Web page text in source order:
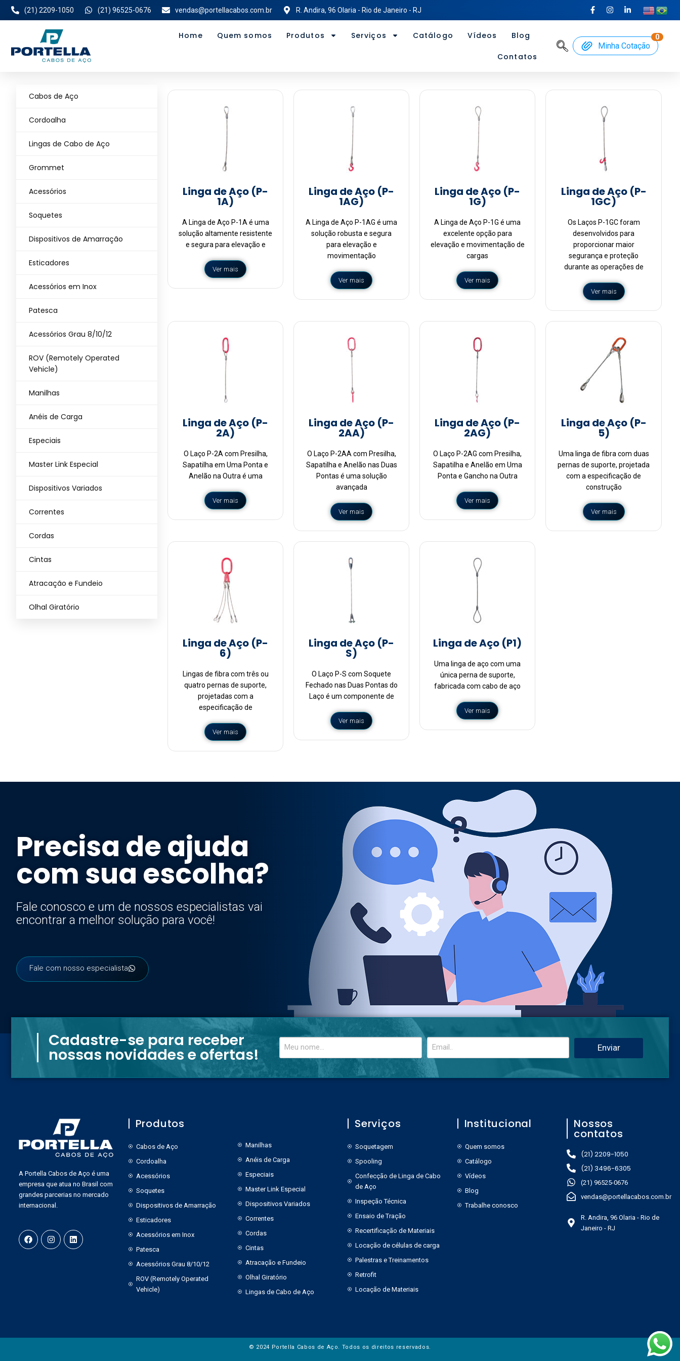
(21) 2209-1050 (21) 96525-0676 vendas@portellacabos.com.br R. Andira, 96 Olaria - Rio de Janeiro - RJ
Home Quem somos Produtos Serviços Catálogo Vídeos Blog
Contatos
Minha Cotação
0
Cabos de Aço
Cordoalha
Lingas de Cabo de Aço
Grommet
Acessórios
Soquetes
Dispositivos de Amarração
Esticadores
Acessórios em Inox
Patesca
Acessórios Grau 8/10/12
ROV (Remotely Operated
Vehicle)
Manilhas
Anéis de Carga
Especiais
Master Link Especial
Dispositivos Variados
Correntes
Cordas
Cintas
Atracação e Fundeio
Olhal Giratório
Linga de Aço (P-
1A)
A Linga de Aço P-1A é uma
solução altamente resistente
e segura para elevação e
Ver mais
Linga de Aço (P-
1AG)
A Linga de Aço P-1AG é uma
solução robusta e segura
para elevação e
movimentação
Ver mais
Linga de Aço (P-
1G)
A Linga de Aço P-1G é uma
excelente opção para
elevação e movimentação de
cargas
Ver mais
Linga de Aço (P-
1GC)
Os Laços P-1GC foram
desenvolvidos para
proporcionar maior
segurança e proteção
durante as operações de
Ver mais
Linga de Aço (P-
2A)
O Laço P-2A com Presilha,
Sapatilha em Uma Ponta e
Anelão na Outra é uma
Ver mais
Linga de Aço (P-
2AA)
O Laço P-2AA com Presilha,
Sapatilha e Anelão nas Duas
Pontas é uma solução
avançada
Ver mais
Linga de Aço (P-
2AG)
O Laço P-2AG com Presilha,
Sapatilha e Anelão em Uma
Ponta e Gancho na Outra
Ver mais
Linga de Aço (P-
5)
Uma linga de fibra com duas
pernas de suporte, projetada
com a especificação de
construção
Ver mais
Linga de Aço (P-
6)
Lingas de fibra com três ou
quatro pernas de suporte,
projetadas com a
especificação de
Ver mais
Linga de Aço (P-
S)
O Laço P-S com Soquete
Fechado nas Duas Pontas do
Laço é um componente de
Ver mais
Linga de Aço (P1)
Uma linga de aço com uma
única perna de suporte,
fabricada com cabo de aço
Ver mais
Precisa de ajuda
com sua escolha?
Fale conosco e um de nossos especialistas vai
encontrar a melhor solução para você!
Fale com nosso especialista
Cadastre-se para receber
nossas novidades e ofertas! Enviar
A Portella Cabos de Aço é uma
empresa que atua no Brasil com
grandes parcerias no mercado
internacional.
Produtos
Cabos de Aço
Cordoalha
Acessórios
Soquetes
Dispositivos de Amarração
Esticadores
Acessórios em Inox
Patesca
Acessórios Grau 8/10/12
ROV (Remotely Operated
Vehicle)
Manilhas
Anéis de Carga
Especiais
Master Link Especial
Dispositivos Variados
Correntes
Cordas
Cintas
Atracação e Fundeio
Olhal Giratório
Lingas de Cabo de Aço
Serviços
Soquetagem
Spooling
Confecção de Linga de Cabo
de Aço
Inspeção Técnica
Ensaio de Tração
Recertificação de Materiais
Locação de células de carga
Palestras e Treinamentos
Retrofit
Locação de Materiais
Institucional
Quem somos
Catálogo
Vídeos
Blog
Trabalhe conosco
Nossos
contatos
(21) 2209-1050
(21) 3496-6305
(21) 96525-0676
vendas@portellacabos.com.br
R. Andira, 96 Olaria - Rio de
Janeiro - RJ
© 2024 Portella Cabos de Aço. Todos os direitos reservados.